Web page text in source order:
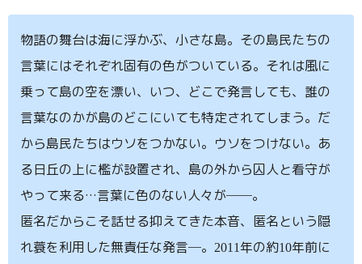
物語の舞台は海に浮かぶ、小さな島。その島民たちの
言葉にはそれぞれ固有の色がついている。それは風に
乗って島の空を漂い、いつ、どこで発言しても、誰の
言葉なのかが島のどこにいても特定されてしまう。だ
から島民たちはウソをつかない。ウソをつけない。あ
る日丘の上に檻が設置され、島の外から囚人と看守が
やって来る…言葉に色のない人々が──。
匿名だからこそ話せる抑えてきた本音、匿名という隠
れ蓑を利用した無責任な発言─。 2011 年の約10年前に